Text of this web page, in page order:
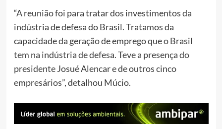
“A reunião foi para tratar dos investimentos da
indústria de defesa do Brasil. Tratamos da
capacidade da geração de emprego que o Brasil
tem na indústria de defesa. Teve a presença do
presidente Josué Alencar e de outros cinco
empresários”, detalhou Múcio.